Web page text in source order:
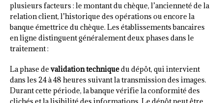
plusieurs facteurs : le montant du chèque, l’ancienneté de la
relation client, l’historique des opérations ou encore la
banque émettrice du chèque. Les établissements bancaires
en ligne distinguent généralement deux phases dans le
traitement :
La phase de validation techniquedu dépôt, qui intervient
dans les 24 à 48 heures suivant la transmission des images.
Durant cette période, la banque vérifie la conformité des